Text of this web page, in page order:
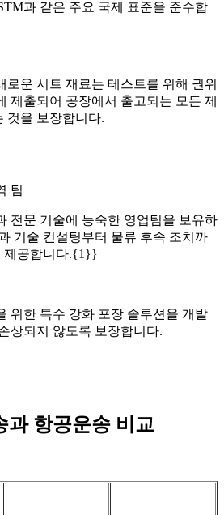
과 같은 주요 국제 표준을 준수합
로운 시트 재료는 테스트를 위해 권위
제출되어 공장에서 출고되는 모든 제
것을 보장합니다.
팀
전문 기술에 능숙한 영업팀을 보유하
기술 컨설팅부터 물류 후속 조치까
제공합니다.{1}}
위한 특수 강화 포장 솔루션을 개발
상되지 않도록 보장합니다.
과 항공운송 비교